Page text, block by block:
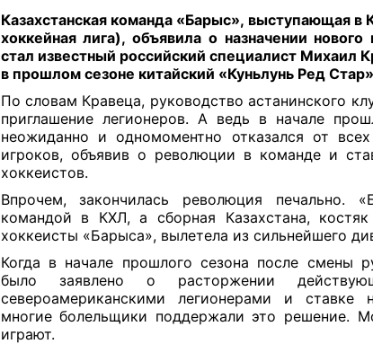
Казахстанская команда «Барыс», выступающая в
хоккейная лига), объявила о назначении нового
стал известный российский специалист Михаил
в прошлом сезоне китайский «Куньлунь Ред Стар»
По словам Кравеца, руководство астанинского
приглашение легионеров. А ведь в начале
неожиданно и одномоментно отказался от всех
игроков, объявив о революции в команде и
хоккеистов.
Впрочем, закончилась революция печально.
командой в КХЛ, а сборная Казахстана,
хоккеисты «Барыса», вылетела из сильнейшего
Когда в начале прошлого сезона после смены
было заявлено о расторжении
североамериканскими легионерами и ставке
многие болельщики поддержали это решение.
играют.